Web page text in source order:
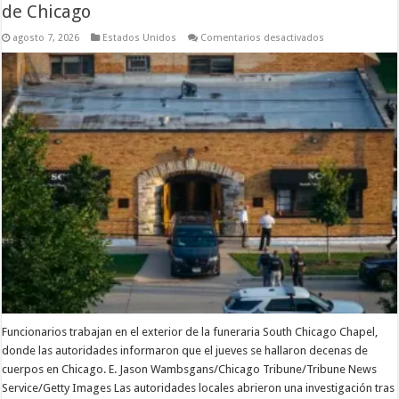
de Chicago
agosto 7, 2026 Estados Unidos Comentarios desactivados
decenas
de
cuerpos
estado
en
una
funeraria
abandonada
de
Chicago
Funcionarios trabajan en el exterior de la funeraria South Chicago Chapel,
donde las autoridades informaron que el jueves se hallaron decenas de
cuerpos en Chicago. E. Jason Wambsgans/Chicago Tribune/Tribune News
Service/Getty Images Las autoridades locales abrieron una investigación tras